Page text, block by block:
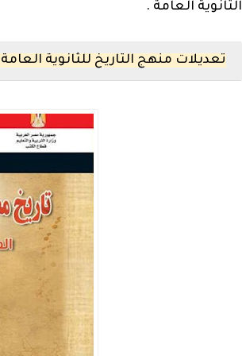
الثانوية العامة .
تعديلات منهج التاريخ للثانوية